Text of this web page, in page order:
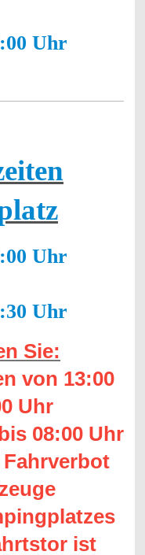
Uhr
Uhr
Uhr
Sie:
von 13:00
Uhr
08:00 Uhr
ist